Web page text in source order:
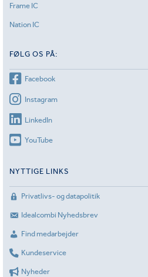
Frame IC
Nation IC
FØLG OS PÅ:
Facebook
Instagram
LinkedIn
YouTube
NYTTIGE LINKS
Privatlivs- og datapolitik
Idealcombi Nyhedsbrev
Find medarbejder
Kundeservice
Nyheder